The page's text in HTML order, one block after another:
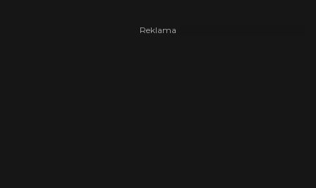
demo (1,1GB, mirrory WP, GH nebo GG, kde stačí vyplnit